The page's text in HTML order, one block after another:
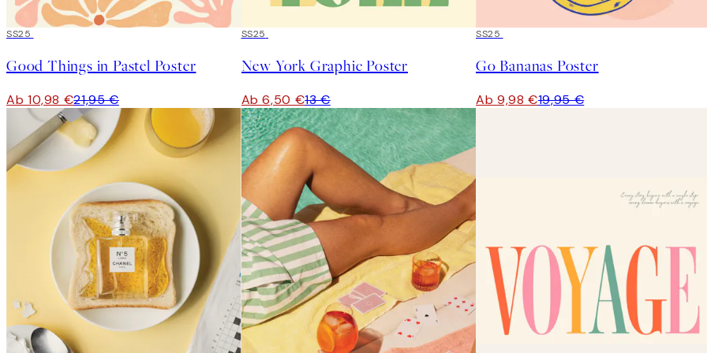
50%*
SS25
Good Things in Pastel Poster
Ab 10,98 €21,95 €
50%*
SS25
New York Graphic Poster
Ab 6,50 €13 €
50%*
SS25
Go Bananas Poster
Ab 9,98 €19,95 €